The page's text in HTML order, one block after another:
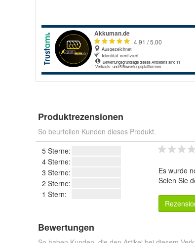
Produktrezensionen
So beurteilen Kunden dieses Produkt.
5 Sterne:
4 Sterne:
3 Sterne:
2 Sterne:
1 Stern:
Es wurde
Seien Sie
Bewertungen